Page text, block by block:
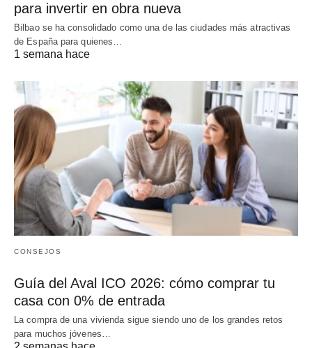
para invertir en obra nueva
Bilbao se ha consolidado como una de las ciudades más atractivas
de España para quienes…
1 semana hace
CONSEJOS
Guía del Aval ICO 2026: cómo comprar tu
casa con 0% de entrada
La compra de una vivienda sigue siendo uno de los grandes retos
para muchos jóvenes…